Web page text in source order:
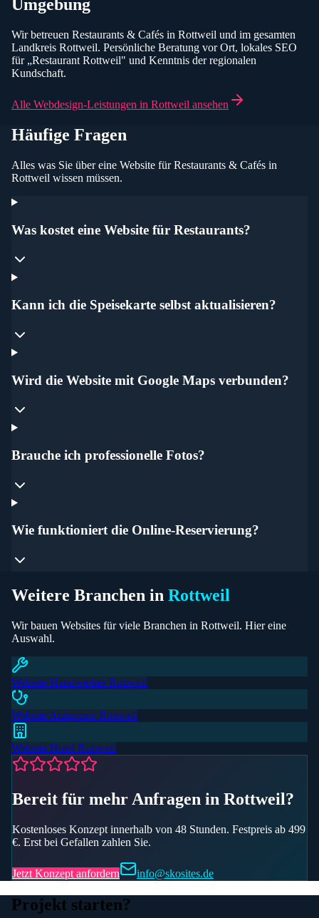
Umgebung
Wir betreuen Restaurants & Cafés in Rottweil und im gesamten
Landkreis Rottweil. Persönliche Beratung vor Ort, lokales SEO
für „Restaurant Rottweil" und Kenntnis der regionalen
Kundschaft.
Alle Webdesign-Leistungen in Rottweil ansehen
Häufige Fragen
Alles was Sie über eine Website fürRestaurants & Cafés in
Rottweil wissen müssen.
Was kostet eine Website für Restaurants?
Kann ich die Speisekarte selbst aktualisieren?
Wird die Website mit Google Maps verbunden?
Brauche ich professionelle Fotos?
Wie funktioniert die Online-Reservierung?
Weitere Branchen in Rottweil
Wir bauen Websites für viele Branchen in Rottweil. Hier eine
Auswahl.
Website Handwerker Rottweil
Website Arztpraxis Rottweil
Website Hotel Rottweil
Bereit für mehr Anfragen in Rottweil?
Kostenloses Konzept innerhalb von 48 Stunden. Festpreis ab 499
€. Erst bei Gefallen zahlen Sie.
Jetzt Konzept anfordern info@skosites.de
Projekt starten?